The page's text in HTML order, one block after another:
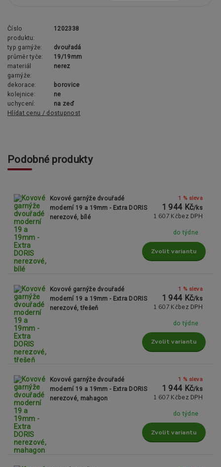
Číslo
produktu:
1202338
typ garnýže:
dvouřadá
průměr tyče:
19/19mm
materiál
garnýže:
nerez
dekorace:
borovice
kolejnice:
ne
uchycení:
na zeď
Hlídat cenu / dostupnost
Podobné produkty
Kovové garnýže dvouřadé
moderní 19 a 19mm - Extra DORIS
nerezové, bílé
1 % sleva
1 944 Kč/ks
1 607 Kč bez DPH
do týdne
Zvolit variantu
Kovové garnýže dvouřadé
moderní 19 a 19mm - Extra DORIS
nerezové, třešeň
1 % sleva
1 944 Kč/ks
1 607 Kč bez DPH
do týdne
Zvolit variantu
Kovové garnýže dvouřadé
moderní 19 a 19mm - Extra DORIS
nerezové, mahagon
1 % sleva
1 944 Kč/ks
1 607 Kč bez DPH
do týdne
Zvolit variantu